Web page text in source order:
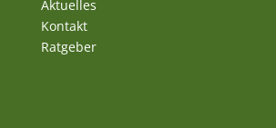
Aktuelles
Kontakt
Ratgeber